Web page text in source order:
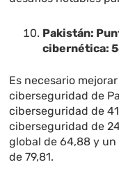
Pakistán:
cibernética:
Es necesario
ciberseguridad de
ciberseguridad de
ciberseguridad de
global de 64,88 y
de 79,81.